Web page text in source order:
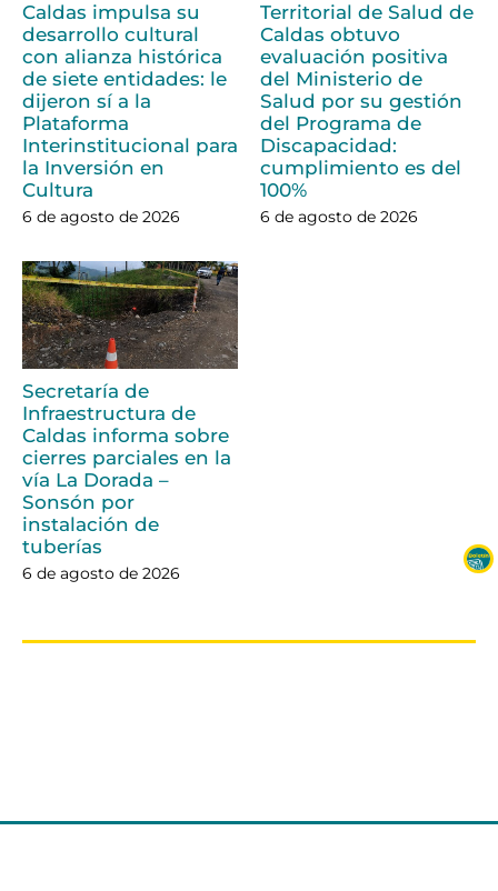
Caldas impulsa su
desarrollo cultural
con alianza histórica
de siete entidades: le
dijeron sí a la
Plataforma
Interinstitucional para
la Inversión en
Cultura
6 de agosto de 2026
Territorial de Salud de
Caldas obtuvo
evaluación positiva
del Ministerio de
Salud por su gestión
del Programa de
Discapacidad:
cumplimiento es del
100%
6 de agosto de 2026
Secretaría de
Infraestructura de
Caldas informa sobre
cierres parciales en la
vía La Dorada –
Sonsón por
instalación de
tuberías
6 de agosto de 2026